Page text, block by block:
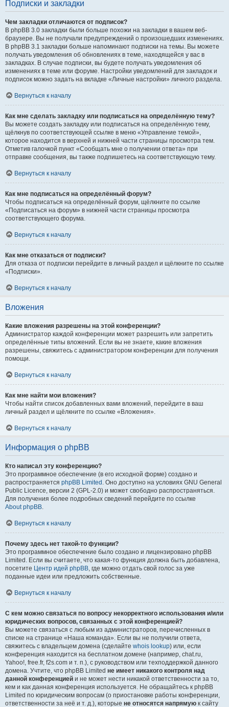
Подписки и закладки
Чем закладки отличаются от подписок?
В phpBB 3.0 закладки были больше похожи на закладки в вашем веб-
браузере. Вы не получали предупреждений о произошедших изменениях.
В phpBB 3.1 закладки больше напоминают подписки на темы. Вы можете
получать уведомления об обновлениях в теме, находящейся у вас в
закладках. В случае подписки, вы будете получать уведомления об
изменениях в теме или форуме. Настройки уведомлений для закладок и
подписок можно задать на вкладке «Личные настройки» личного раздела.
Вернуться к началу
Как мне сделать закладку или подписаться на определённую тему?
Вы можете создать закладку или подписаться на определённую тему,
щёлкнув по соответствующей ссылке в меню «Управление темой»,
которое находится в верхней и нижней части страницы просмотра тем.
Отметив галочкой пункт «Сообщать мне о получении ответа» при
отправке сообщения, вы также подпишетесь на соответствующую тему.
Вернуться к началу
Как мне подписаться на определённый форум?
Чтобы подписаться на определённый форум, щёлкните по ссылке
«Подписаться на форум» в нижней части страницы просмотра
соответствующего форума.
Вернуться к началу
Как мне отказаться от подписки?
Для отказа от подписки перейдите в личный раздел и щёлкните по ссылке
«Подписки».
Вернуться к началу
Вложения
Какие вложения разрешены на этой конференции?
Администратор каждой конференции может разрешить или запретить
определённые типы вложений. Если вы не знаете, какие вложения
разрешены, свяжитесь с администратором конференции для получения
помощи.
Вернуться к началу
Как мне найти мои вложения?
Чтобы найти список добавленных вами вложений, перейдите в ваш
личный раздел и щёлкните по ссылке «Вложения».
Вернуться к началу
Информация о phpBB
Кто написал эту конференцию?
Это программное обеспечение (в его исходной форме) создано и
распространяется phpBB Limited . Оно доступно на условиях GNU General
Public Licence, версии 2 (GPL-2.0) и может свободно распространяться.
Для получения более подробных сведений перейдите по ссылке
About phpBB.
Вернуться к началу
Почему здесь нет такой-то функции?
Это программное обеспечение было создано и лицензировано phpBB
Limited. Если вы считаете, что какая-то функция должна быть добавлена,
посетите Центр идей phpBB, где можно отдать свой голос за уже
поданные идеи или предложить собственные.
Вернуться к началу
С кем можно связаться по вопросу некорректного использования и/или
юридических вопросов, связанных с этой конференцией?
Вы можете связаться с любым из администраторов, перечисленных в
списке на странице «Наша команда». Если вы не получили ответа,
свяжитесь с владельцем домена (сделайте whois lookup) или, если
конференция находится на бесплатном домене (например, chat.ru,
Yahoo!, free.fr, f2s.com и т. п.), с руководством или техподдержкой данного
домена. Учтите, что phpBB Limited не имеет никакого контроля над
данной конференцией и не может нести никакой ответственности за то,
кем и как данная конференция используется. Не обращайтесь к phpBB
Limited по юридическим вопросам (о приостановке работы конференции,
ответственности за неё и т. д.), которые не относятся напрямую к сайту